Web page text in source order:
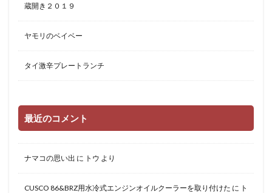
蔵開き２０１９
ヤモリのベイベー
タイ激辛プレートランチ
最近のコメント
ナマコの思い出 に トウ より
CUSCO 86&BRZ用水冷式エンジンオイルクーラーを取り付けた に ト